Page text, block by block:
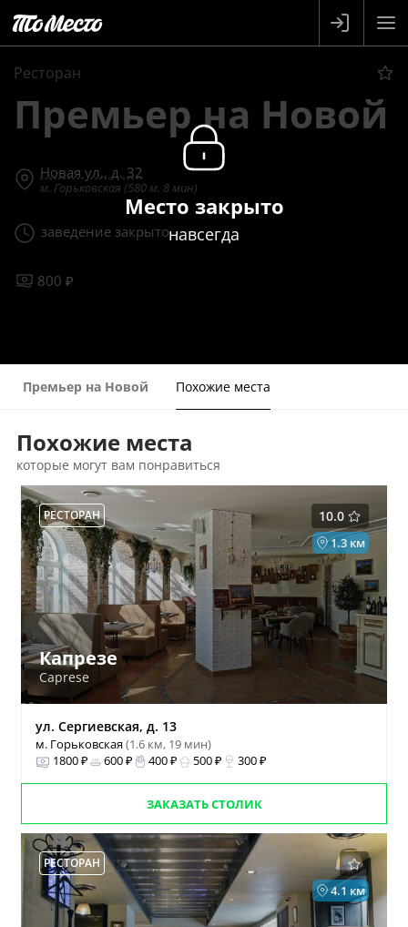
Ресторан
Премьер на Новой
Новая ул., д. 32
м. Горьковская (580 м, 8 мин)
заведение закрыто
800 ₽
Место закрыто
навсегда
Премьер на Новой Похожие места
Похожие места
которые могут вам понравиться
10.0
РЕСТОРАН
1.3 км
Капрезе
Caprese
ул. Сергиевская, д. 13
м. Горьковская(1.6 км, 19 мин)
1800 ₽
600 ₽ 400 ₽ 500 ₽ 300 ₽
ЗАКАЗАТЬ СТОЛИК
РЕСТОРАН
4.1 км